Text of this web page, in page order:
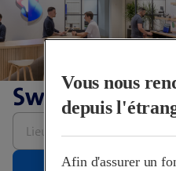
Swisscom
Saisir
une
Vous nous
depuis
Afin d'assurer un